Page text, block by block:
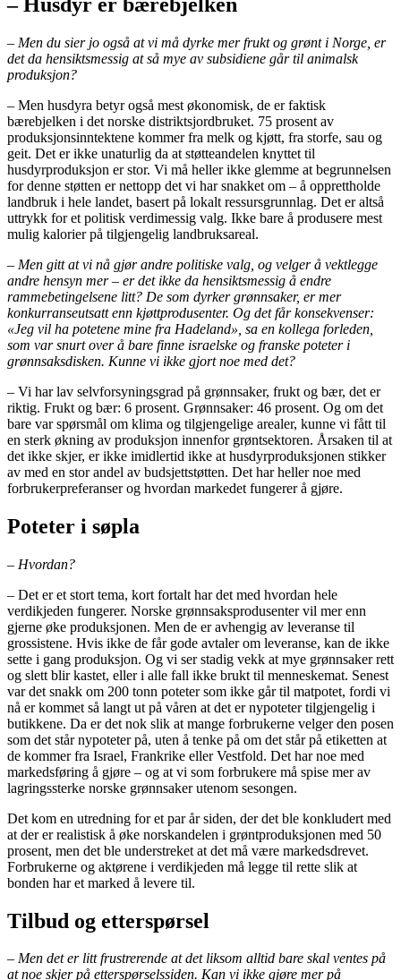
– Men du sier jo også at vi må dyrke mer frukt og grønt i Norge, er
det da hensiktsmessig at så mye av subsidiene går til animalsk
produksjon?
– Men husdyra betyr også mest økonomisk, de er faktisk
bærebjelken i det norske distriktsjordbruket. 75 prosent av
produksjonsinntektene kommer fra melk og kjøtt, fra storfe, sau og
geit. Det er ikke unaturlig da at støtteandelen knyttet til
husdyrproduksjon er stor. Vi må heller ikke glemme at begrunnelsen
for denne støtten er nettopp det vi har snakket om – å opprettholde
landbruk i hele landet, basert på lokalt ressursgrunnlag. Det er altså
uttrykk for et politisk verdimessig valg. Ikke bare å produsere mest
mulig kalorier på tilgjengelig landbruksareal.
– Men gitt at vi nå gjør andre politiske valg, og velger å vektlegge
andre hensyn mer – er det ikke da hensiktsmessig å endre
rammebetingelsene litt? De som dyrker grønnsaker, er mer
konkurranseutsatt enn kjøttprodusenter. Og det får konsekvenser:
«Jeg vil ha potetene mine fra Hadeland», sa en kollega forleden,
som var snurt over å bare finne israelske og franske poteter i
grønnsaksdisken. Kunne vi ikke gjort noe med det?
– Vi har lav selvforsyningsgrad på grønnsaker, frukt og bær, det er
riktig. Frukt og bær: 6 prosent. Grønnsaker: 46 prosent. Og om det
bare var spørsmål om klima og tilgjengelige arealer, kunne vi fått til
en sterk økning av produksjon innenfor grøntsektoren. Årsaken til at
det ikke skjer, er ikke imidlertid ikke at husdyrproduksjonen stikker
av med en stor andel av budsjettstøtten. Det har heller noe med
forbrukerpreferanser og hvordan markedet fungerer å gjøre.
Poteter i søpla
– Hvordan?
– Det er et stort tema, kort fortalt har det med hvordan hele
verdikjeden fungerer. Norske grønnsaksprodusenter vil mer enn
gjerne øke produksjonen. Men de er avhengig av leveranse til
grossistene. Hvis ikke de får gode avtaler om leveranse, kan de ikke
sette i gang produksjon. Og vi ser stadig vekk at mye grønnsaker rett
og slett blir kastet, eller i alle fall ikke brukt til menneskemat. Senest
var det snakk om 200 tonn poteter som ikke går til matpotet, fordi vi
nå er kommet så langt ut på våren at det er nypoteter tilgjengelig i
butikkene. Da er det nok slik at mange forbrukerne velger den posen
som det står nypoteter på, uten å tenke på om det står på etiketten at
de kommer fra Israel, Frankrike eller Vestfold. Det har noe med
markedsføring å gjøre – og at vi som forbrukere må spise mer av
lagringssterke norske grønnsaker utenom sesongen.
Det kom en utredning for et par år siden, der det ble konkludert med
at der er realistisk å øke norskandelen i grøntproduksjonen med 50
prosent, men det ble understreket at det må være markedsdrevet.
Forbrukerne og aktørene i verdikjeden må legge til rette slik at
bonden har et marked å levere til.
Tilbud og etterspørsel
– Men det er litt frustrerende at det liksom alltid bare skal ventes på
at noe skjer på etterspørselssiden. Kan vi ikke gjøre mer på